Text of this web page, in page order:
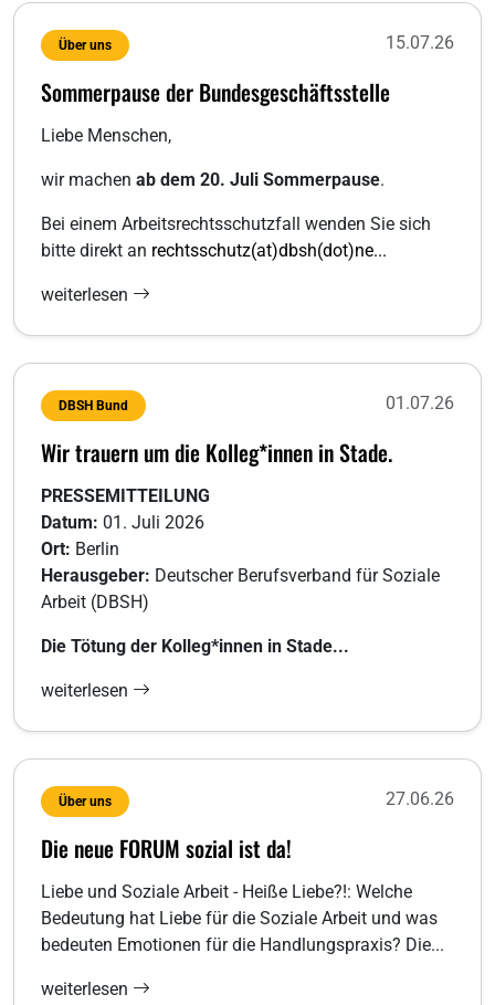
Über uns 15.07.26
Sommerpause der Bundesgeschäftsstelle
Liebe Menschen,
wir machen ab dem 20. Juli Sommerpause.
Bei einem Arbeitsrechtsschutzfall wenden Sie sich
bitte direkt an rechtsschutz(at)dbsh(dot)ne...
weiterlesen
DBSH Bund 01.07.26
Wir trauern um die Kolleg*innen in Stade.
PRESSEMITTEILUNG
Datum: 01. Juli 2026
Ort: Berlin
Herausgeber: Deutscher Berufsverband für Soziale
Arbeit (DBSH)
Die Tötung der Kolleg*innen in Stade...
weiterlesen
Über uns 27.06.26
Die neue FORUM sozial ist da!
Liebe und Soziale Arbeit - Heiße Liebe?!: Welche
Bedeutung hat Liebe für die Soziale Arbeit und was
bedeuten Emotionen für die Handlungspraxis? Die...
weiterlesen